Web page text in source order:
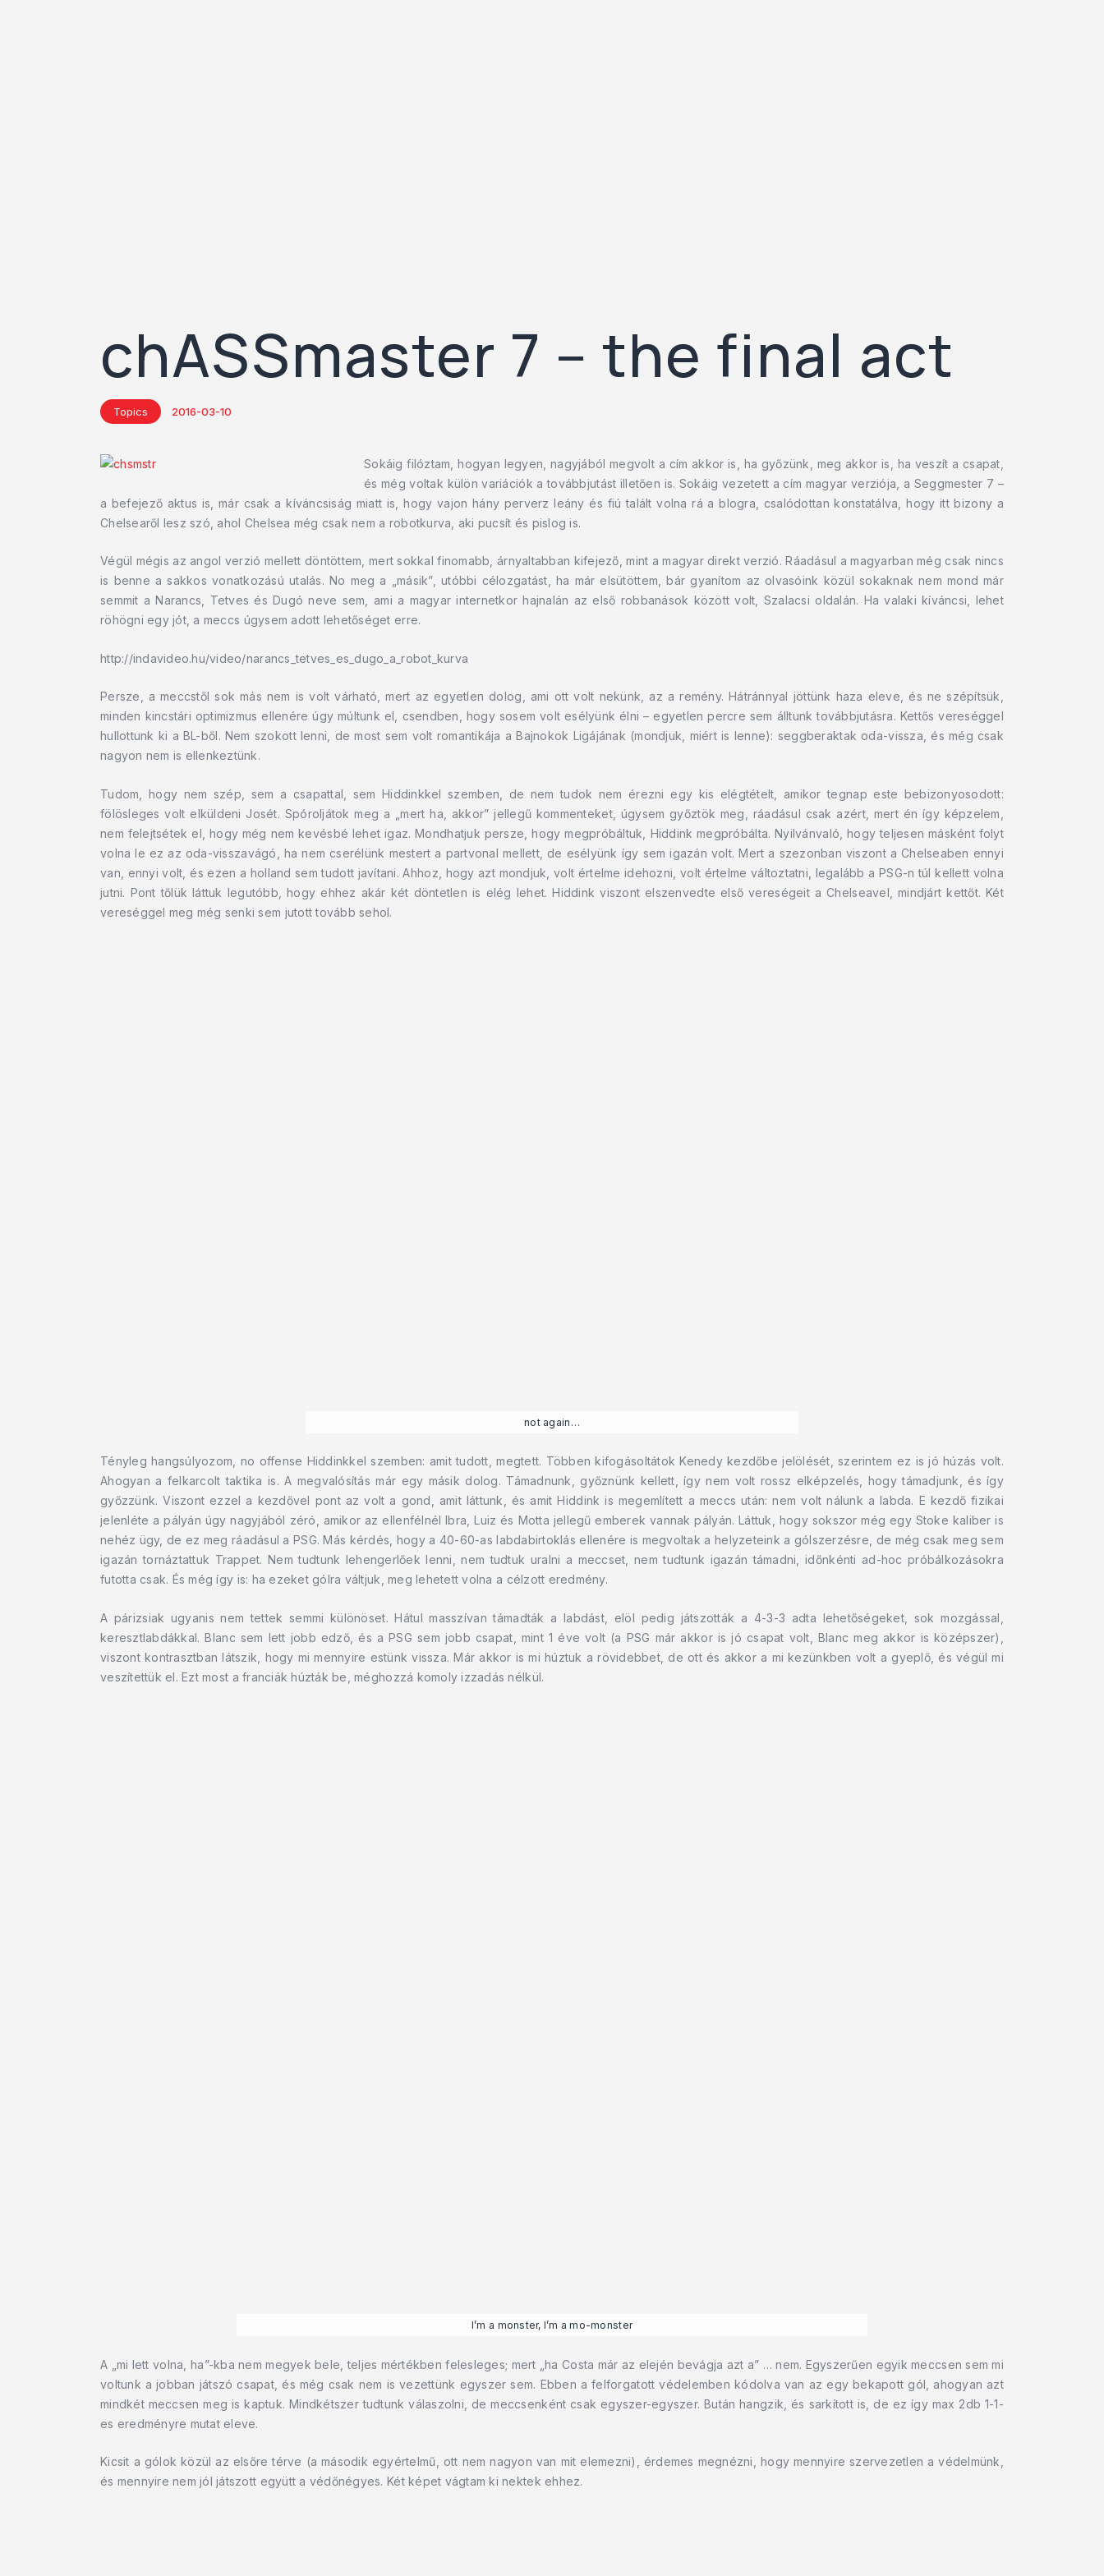
chASSmaster 7 – the final act
Topics 2016-03-10
Sokáig filóztam, hogyan legyen, nagyjából megvolt a cím akkor is, ha győzünk, meg akkor is, ha veszít a csapat,
és még voltak külön variációk a továbbjutást illetően is. Sokáig vezetett a cím magyar verziója, a Seggmester 7 –
a befejező aktus is, már csak a kíváncsiság miatt is, hogy vajon hány perverz leány és fiú talált volna rá a blogra, csalódottan konstatálva, hogy itt bizony a
Chelsearől lesz szó, ahol Chelsea még csak nem a robotkurva, aki pucsít és pislog is.
Végül mégis az angol verzió mellett döntöttem, mert sokkal finomabb, árnyaltabban kifejező, mint a magyar direkt verzió. Ráadásul a magyarban még csak nincs
is benne a sakkos vonatkozású utalás. No meg a „másik”, utóbbi célozgatást, ha már elsütöttem, bár gyanítom az olvasóink közül sokaknak nem mond már
semmit a Narancs, Tetves és Dugó neve sem, ami a magyar internetkor hajnalán az első robbanások között volt, Szalacsi oldalán. Ha valaki kíváncsi, lehet
röhögni egy jót, a meccs úgysem adott lehetőséget erre.
http://indavideo.hu/video/narancs_tetves_es_dugo_a_robot_kurva
Persze, a meccstől sok más nem is volt várható, mert az egyetlen dolog, ami ott volt nekünk, az a remény. Hátránnyal jöttünk haza eleve, és ne szépítsük,
minden kincstári optimizmus ellenére úgy múltunk el, csendben, hogy sosem volt esélyünk élni – egyetlen percre sem álltunk továbbjutásra. Kettős vereséggel
hullottunk ki a BL-ből. Nem szokott lenni, de most sem volt romantikája a Bajnokok Ligájának (mondjuk, miért is lenne): seggberaktak oda-vissza, és még csak
nagyon nem is ellenkeztünk.
Tudom, hogy nem szép, sem a csapattal, sem Hiddinkkel szemben, de nem tudok nem érezni egy kis elégtételt, amikor tegnap este bebizonyosodott:
fölösleges volt elküldeni Josét. Spóroljátok meg a „mert ha, akkor” jellegű kommenteket, úgysem győztök meg, ráadásul csak azért, mert én így képzelem,
nem felejtsétek el, hogy még nem kevésbé lehet igaz. Mondhatjuk persze, hogy megpróbáltuk, Hiddink megpróbálta. Nyilvánvaló, hogy teljesen másként folyt
volna le ez az oda-visszavágó, ha nem cserélünk mestert a partvonal mellett, de esélyünk így sem igazán volt. Mert a szezonban viszont a Chelseaben ennyi
van, ennyi volt, és ezen a holland sem tudott javítani. Ahhoz, hogy azt mondjuk, volt értelme idehozni, volt értelme változtatni, legalább a PSG-n túl kellett volna
jutni. Pont tőlük láttuk legutóbb, hogy ehhez akár két döntetlen is elég lehet. Hiddink viszont elszenvedte első vereségeit a Chelseavel, mindjárt kettőt. Két
vereséggel meg még senki sem jutott tovább sehol.
not again…
Tényleg hangsúlyozom, no offense Hiddinkkel szemben: amit tudott, megtett. Többen kifogásoltátok Kenedy kezdőbe jelölését, szerintem ez is jó húzás volt.
Ahogyan a felkarcolt taktika is. A megvalósítás már egy másik dolog. Támadnunk, győznünk kellett, így nem volt rossz elképzelés, hogy támadjunk, és így
győzzünk. Viszont ezzel a kezdővel pont az volt a gond, amit láttunk, és amit Hiddink is megemlített a meccs után: nem volt nálunk a labda. E kezdő fizikai
jelenléte a pályán úgy nagyjából zéró, amikor az ellenfélnél Ibra, Luiz és Motta jellegű emberek vannak pályán. Láttuk, hogy sokszor még egy Stoke kaliber is
nehéz ügy, de ez meg ráadásul a PSG. Más kérdés, hogy a 40-60-as labdabirtoklás ellenére is megvoltak a helyzeteink a gólszerzésre, de még csak meg sem
igazán tornáztattuk Trappet. Nem tudtunk lehengerlőek lenni, nem tudtuk uralni a meccset, nem tudtunk igazán támadni, időnkénti ad-hoc próbálkozásokra
futotta csak. És még így is: ha ezeket gólra váltjuk, meg lehetett volna a célzott eredmény.
A párizsiak ugyanis nem tettek semmi különöset. Hátul masszívan támadták a labdást, elöl pedig játszották a 4-3-3 adta lehetőségeket, sok mozgással,
keresztlabdákkal. Blanc sem lett jobb edző, és a PSG sem jobb csapat, mint 1 éve volt (a PSG már akkor is jó csapat volt, Blanc meg akkor is középszer),
viszont kontrasztban látszik, hogy mi mennyire estünk vissza. Már akkor is mi húztuk a rövidebbet, de ott és akkor a mi kezünkben volt a gyeplő, és végül mi
veszítettük el. Ezt most a franciák húzták be, méghozzá komoly izzadás nélkül.
I’m a monster, I’m a mo-monster
A „mi lett volna, ha”-kba nem megyek bele, teljes mértékben felesleges; mert „ha Costa már az elején bevágja azt a” … nem. Egyszerűen egyik meccsen sem mi
voltunk a jobban játszó csapat, és még csak nem is vezettünk egyszer sem. Ebben a felforgatott védelemben kódolva van az egy bekapott gól, ahogyan azt
mindkét meccsen meg is kaptuk. Mindkétszer tudtunk válaszolni, de meccsenként csak egyszer-egyszer. Bután hangzik, és sarkított is, de ez így max 2db 1-1-
es eredményre mutat eleve.
Kicsit a gólok közül az elsőre térve (a második egyértelmű, ott nem nagyon van mit elemezni), érdemes megnézni, hogy mennyire szervezetlen a védelmünk,
és mennyire nem jól játszott együtt a védőnégyes. Két képet vágtam ki nektek ehhez.